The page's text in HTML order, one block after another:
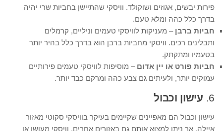
פירות יבשים, אגוזים ושוקולד. וויסקי שהתיישן בחביות שרי יהיה
בדרך כלל כהה ומלא טעם.
חביות ברבן – מעניקות לוויסקי טעמים וניליים, קרמלים
ותבלינים רכים. וויסקי מחביות ברבן הוא בדרך כלל בהיר יותר
בטעמיו ומתקתק.
חביות פורט או יין אדום – מוסיפות לוויסקי טעמים פירותיים
עמוקים יותר, ולעיתים גם צבע כהה ומרקם כבד יותר.
6. עישון וכבול
עישון וכבול הם מאפיינים שקיימים בעיקר בוויסקי סקוטי מאזור
איילה, אך ניתן למצוא אותם גם באזורים אחרים. וויסקי מעושן או